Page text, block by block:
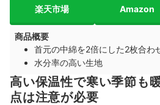
楽天市場 Amazon
商品概要
首元の中綿を2倍にした2枚合わ
水分率の高い生地
高い保温性で寒い季節も
点は注意が必要